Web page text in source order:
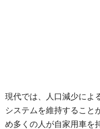
現代では、人口減少によ
システムを維持すること
め多くの人が自家用車を